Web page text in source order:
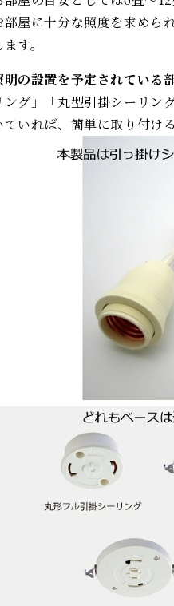
部屋に十分な照度を求めら
ます。
明の設置を予定されている
ング」「丸型引掛シーリン
ていれば、簡単に取り付け